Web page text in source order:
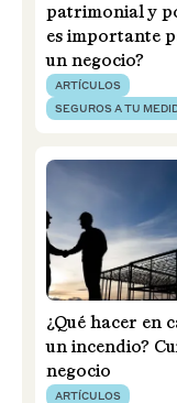
patrimonial y
es importante
un negocio?
ARTÍCULOS
SEGUROS A TU
¿Qué hacer en
un incendio?
negocio
ARTÍCULOS